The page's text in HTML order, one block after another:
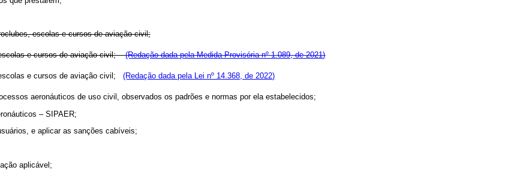
escolas e cursos de aviação civil;
escolas e cursos de aviação civil;(Redação dada pela Medida Provisória nº 1.089, de 2021)
e cursos de aviação civil;(Redação dada pela Lei nº 14.368, de 2022)
aeronáuticos de uso civil, observados os padrões e normas por ela estabelecidos;
– SIPAER;
e aplicar as sanções cabíveis;
aplicável;